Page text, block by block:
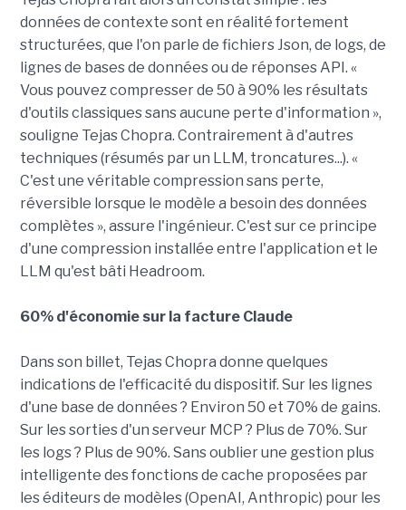
données de contexte sont en réalité fortement
structurées, que l'on parle de fichiers Json, de logs, de
lignes de bases de données ou de réponses API. «
Vous pouvez compresser de 50 à 90% les résultats
d'outils classiques sans aucune perte d'information »,
souligne Tejas Chopra. Contrairement à d'autres
techniques (résumés par un LLM, troncatures...). «
C'est une véritable compression sans perte,
réversible lorsque le modèle a besoin des données
complètes », assure l'ingénieur. C'est sur ce principe
d'une compression installée entre l'application et le
LLM qu'est bâti Headroom.
60% d'économie sur la facture Claude
Dans son billet, Tejas Chopra donne quelques
indications de l'efficacité du dispositif. Sur les lignes
d'une base de données ? Environ 50 et 70% de gains.
Sur les sorties d'un serveur MCP ? Plus de 70%. Sur
les logs ? Plus de 90%. Sans oublier une gestion plus
intelligente des fonctions de cache proposées par
les éditeurs de modèles (OpenAI, Anthropic) pour les